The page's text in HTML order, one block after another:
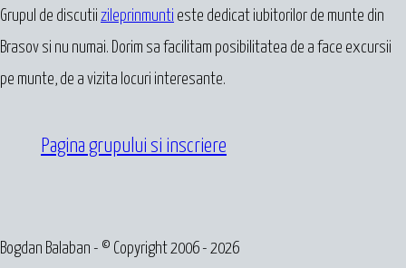
Grupul de discutii zileprinmunti este dedicat iubitorilor de munte din
Brasov si nu numai. Dorim sa facilitam posibilitatea de a face excursii
pe munte, de a vizita locuri interesante.
Pagina grupului si inscriere
Bogdan Balaban - © Copyright 2006 - 2026